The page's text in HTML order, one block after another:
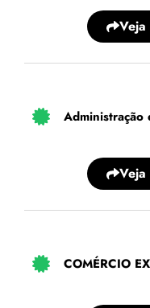
Veja
Administração
Veja
COMÉRCIO